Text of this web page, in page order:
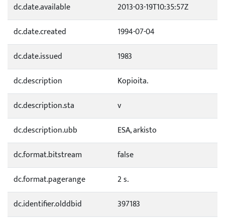
dc.date.available
2013-03-19T10:35:57Z
dc.date.created
1994-07-04
dc.date.issued
1983
dc.description
Kopioita.
dc.description.sta
v
dc.description.ubb
ESA, arkisto
dc.format.bitstream
false
dc.format.pagerange
2 s.
dc.identifier.olddbid
397183